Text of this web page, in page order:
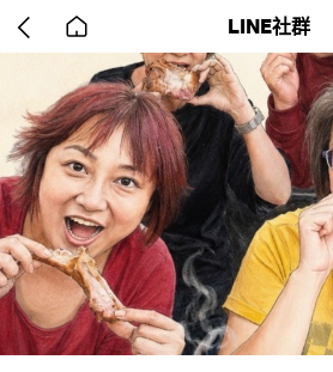
back
to
home
LINE社群